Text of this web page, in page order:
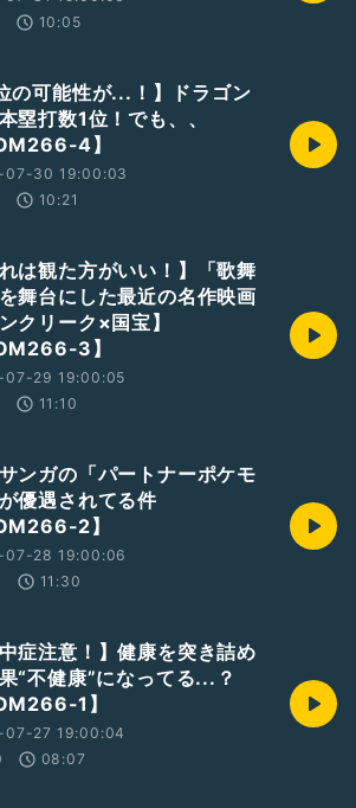
10:05
の可能性が...！】ドラゴン
塁打数1位！でも、、
4】
07-30 19:00:03
10:21
れは観た方がいい！】「歌舞
舞台にした最近の名作映画
ンクリーク×国宝】
3】
07-29 19:00:05
11:10
ンガの「パートナーポケモ
優遇されてる件
2】
07-28 19:00:06
11:30
中症注意！】健康を突き詰め
“不健康”になってる...？
1】
07-27 19:00:04
08:07